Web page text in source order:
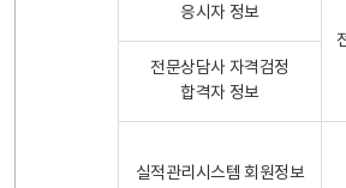
응시자 정보
전문상담사 자격검정
합격자 정보
실적관리시스템 회원정보